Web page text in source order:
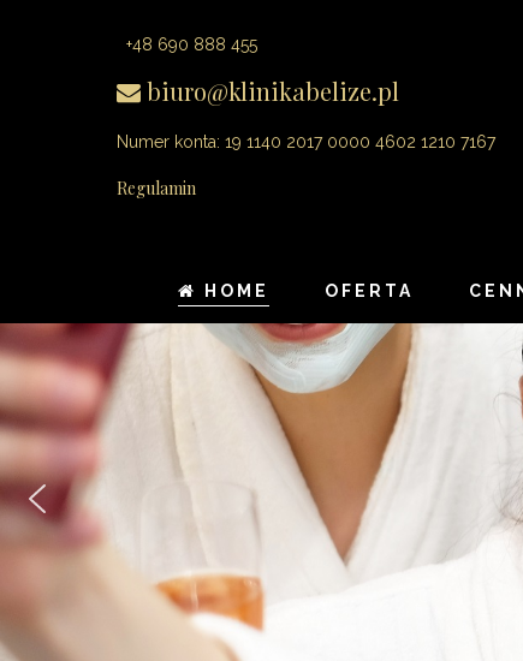
+48 690 888 455
biuro@klinikabelize.pl
Numer konta: 19 1140 2017 0000 4602 1210 7167
Regulamin
HOME OFERTA